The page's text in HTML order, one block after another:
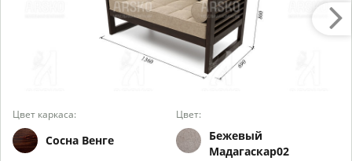
Цвет каркаса:
Сосна Венге
Цвет:
Бежевый
Мадагаскар02